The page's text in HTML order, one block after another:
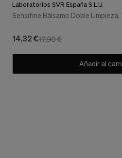
Laboratorios SVR España S.L.U.
Sensifine Bálsamo Doble Limpieza,
17,90 €
14,32 €
Añadir al